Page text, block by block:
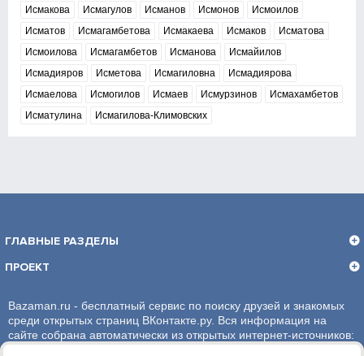
Исмакова
Исмагулов Исманов Исмонов
Исмоилов
Исматов
Исмагамбетова Исмакаева Исмаков
Исматова
Исмоилова
Исмагамбетов Исманова
Исмайилов
Исмадияров
Исметова Исмагиловна
Исмадиярова
Исмаелова
Исмогилов Исмаев Исмурзинов
Исмахамбетов
Исматулина
Исмагилова-Климовских
ГЛАВНЫЕ РАЗДЕЛЫ
ПРОЕКТ
Bazaman.ru - бесплатный сервис по поиску друзей и знакомых
среди открытых страниц ВКонтакте.ру. Вся информация на
сайте собрана автоматически из открытых интернет-источников: